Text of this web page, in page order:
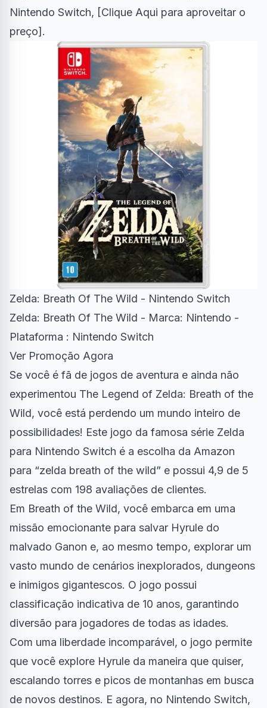
Nintendo Switch, [Clique Aqui para aproveitar o
preço].
Zelda: Breath Of The Wild - Nintendo Switch
Zelda: Breath Of The Wild - Marca: Nintendo -
Plataforma : Nintendo Switch
Ver Promoção Agora
Se você é fã de jogos de aventura e ainda não
experimentou The Legend of Zelda: Breath of the
Wild, você está perdendo um mundo inteiro de
possibilidades! Este jogo da famosa série Zelda
para Nintendo Switch é a escolha da Amazon
para “zelda breath of the wild” e possui 4,9 de 5
estrelas com 198 avaliações de clientes.
Em Breath of the Wild, você embarca em uma
missão emocionante para salvar Hyrule do
malvado Ganon e, ao mesmo tempo, explorar um
vasto mundo de cenários inexplorados, dungeons
e inimigos gigantescos. O jogo possui
classificação indicativa de 10 anos, garantindo
diversão para jogadores de todas as idades.
Com uma liberdade incomparável, o jogo permite
que você explore Hyrule da maneira que quiser,
escalando torres e picos de montanhas em busca
de novos destinos. E agora, no Nintendo Switch,